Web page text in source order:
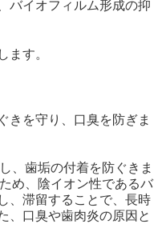
バイオフィルム形成の抑
ます。
きを守り、口臭を防ぎま
、歯垢の付着を防ぐきま
め、陰イオン性であるバ
、滞留することで、長時
、口臭や歯肉炎の原因と